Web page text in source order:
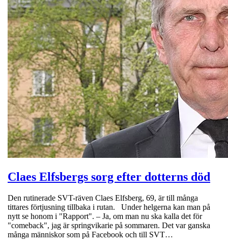
Claes Elfsbergs sorg efter dotterns död
Den rutinerade SVT-räven Claes Elfsberg, 69, är till många
tittares förtjusning tillbaka i rutan. Under helgerna kan man på
nytt se honom i "Rapport". – Ja, om man nu ska kalla det för
"comeback", jag är springvikarie på sommaren. Det var ganska
många människor som på Facebook och till SVT…